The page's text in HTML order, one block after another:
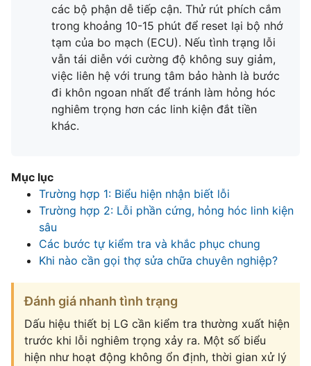
các bộ phận dễ tiếp cận. Thử rút phích cắm
trong khoảng 10-15 phút để reset lại bộ nhớ
tạm của bo mạch (ECU). Nếu tình trạng lỗi
vẫn tái diễn với cường độ không suy giảm,
việc liên hệ với trung tâm bảo hành là bước
đi khôn ngoan nhất để tránh làm hỏng hóc
nghiêm trọng hơn các linh kiện đắt tiền
khác.
Mục lục
Trường hợp 1: Biểu hiện nhận biết lỗi
Trường hợp 2: Lỗi phần cứng, hỏng hóc linh kiện
sâu
Các bước tự kiểm tra và khắc phục chung
Khi nào cần gọi thợ sửa chữa chuyên nghiệp?
Đánh giá nhanh tình trạng
Dấu hiệu thiết bị LG cần kiểm tra thường xuất hiện
trước khi lỗi nghiêm trọng xảy ra. Một số biểu
hiện như hoạt động không ổn định, thời gian xử lý